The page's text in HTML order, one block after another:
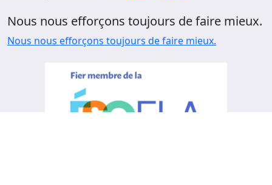
Nous nous efforçons toujours de faire mieux.
Nous nous efforçons toujours de faire mieux.